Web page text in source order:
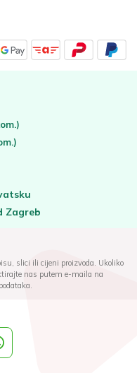
Zagreb
slici ili cijeni proizvoda. Ukoliko
nas putem e-maila na